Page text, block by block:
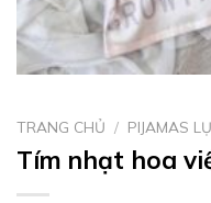
TRANG CHỦ / PIJAMAS
Tím nhạt hoa